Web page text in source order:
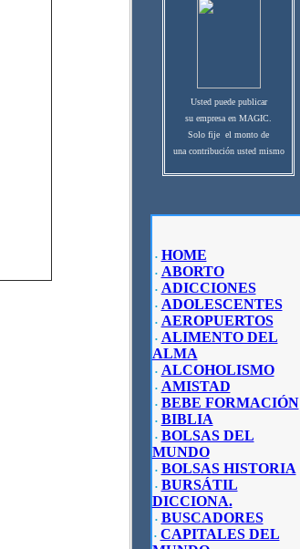
Usted puede publicar
su empresa en MAGIC.
Solo fije el monto de
una contribución usted mismo
• HOME
• ABORTO
• ADICCIONES
• ADOLESCENTES
• AEROPUERTOS
•
ALIMENTO DEL
ALMA
• ALCOHOLISMO
• AMISTAD
• BEBE FORMACIÓN
• BIBLIA
• BOLSAS DEL
MUNDO
• BOLSAS HISTORIA
• BURSÁTIL
DICCIONA.
• BUSCADORES
• CAPITALES DEL